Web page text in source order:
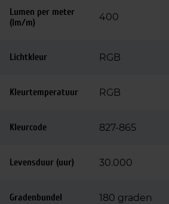
Lumen per meter
(lm/m)
400
Lichtkleur RGB
Kleurtemperatuur RGB
Kleurcode 827-865
Levensduur (uur) 30.000
Gradenbundel 180 graden